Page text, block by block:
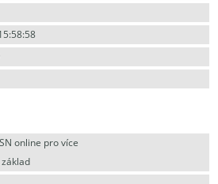
online pro více